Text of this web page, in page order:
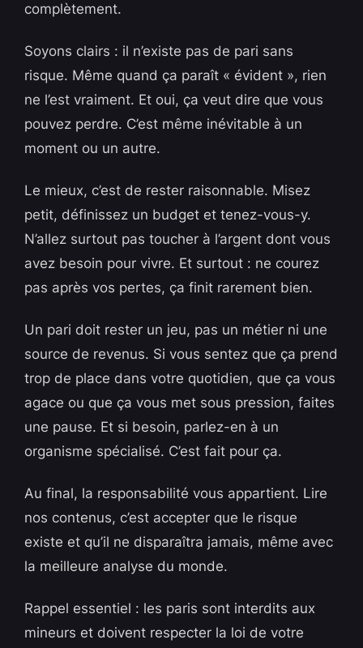
complètement.
Soyons clairs : il n’existe pas de pari sans
risque. Même quand ça paraît « évident », rien
ne l’est vraiment. Et oui, ça veut dire que vous
pouvez perdre. C’est même inévitable à un
moment ou un autre.
Le mieux, c’est de rester raisonnable. Misez
petit, définissez un budget et tenez-vous-y.
N’allez surtout pas toucher à l’argent dont vous
avez besoin pour vivre. Et surtout : ne courez
pas après vos pertes, ça finit rarement bien.
Un pari doit rester un jeu, pas un métier ni une
source de revenus. Si vous sentez que ça prend
trop de place dans votre quotidien, que ça vous
agace ou que ça vous met sous pression, faites
une pause. Et si besoin, parlez-en à un
organisme spécialisé. C’est fait pour ça.
Au final, la responsabilité vous appartient. Lire
nos contenus, c’est accepter que le risque
existe et qu’il ne disparaîtra jamais, même avec
la meilleure analyse du monde.
Rappel essentiel : les paris sont interdits aux
mineurs et doivent respecter la loi de votre